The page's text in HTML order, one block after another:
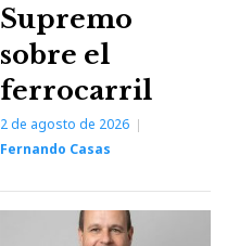
Supremo
sobre el
ferrocarril
2 de agosto de 2026
Fernando Casas